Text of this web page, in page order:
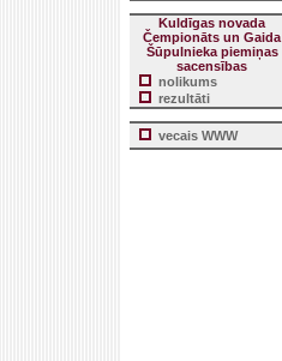
Kuldīgas novada
Čempionāts un Gaida
Šūpulnieka piemiņas
sacensības
nolikums
rezultāti
vecais WWW